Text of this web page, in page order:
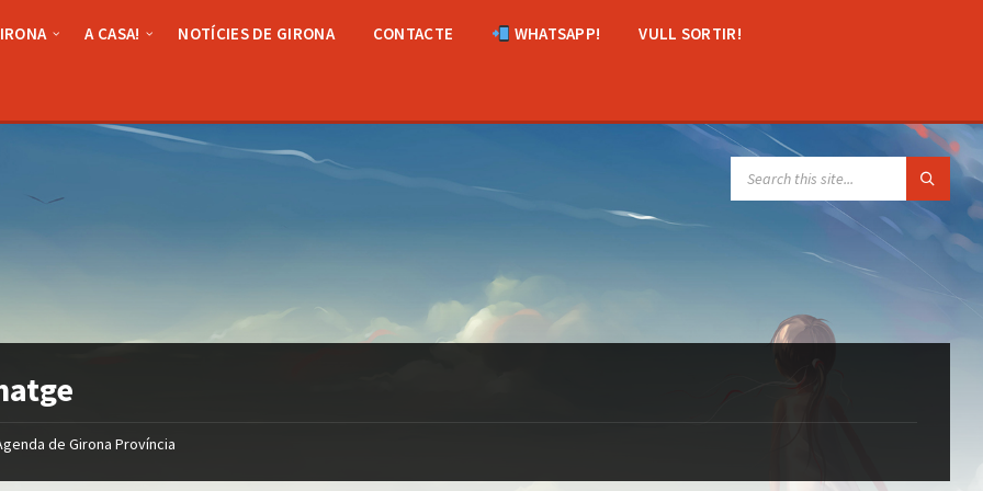
A CASA! NOTÍCIES DE GIRONA CONTACTE WHATSAPP! VULL SORTIR!
de Girona Província